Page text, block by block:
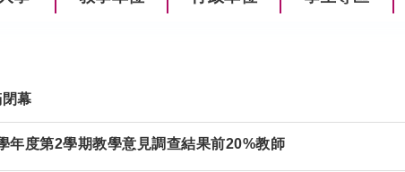
幕
年度第2學期教學意見調查結果前20%教師